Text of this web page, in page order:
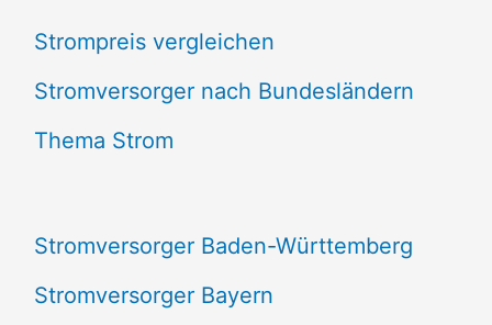
h
e
n
h
Strompreis vergleichen
Stromversorger nach Bundesländern
Thema Strom
Stromversorger Baden-Württemberg
Stromversorger Bayern